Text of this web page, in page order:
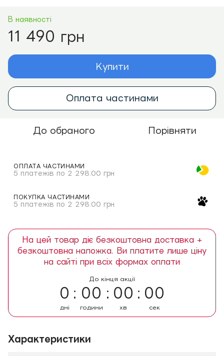
В наявності
11 490 грн
Купити
Оплата частинами
До обраного Порівняти
ОПЛАТА ЧАСТИНАМИ
5 платежів по 2 298.00 грн
ПОКУПКА ЧАСТИНАМИ
5 платежів по 2 298.00 грн
На цей товар діє безкоштовна доставка +
безкоштовна наложка. Ви платите лише ціну
на сайті при всіх формах оплати
До кінця акції
0
дні
00
години
00
хв
00
сек
Характеристики